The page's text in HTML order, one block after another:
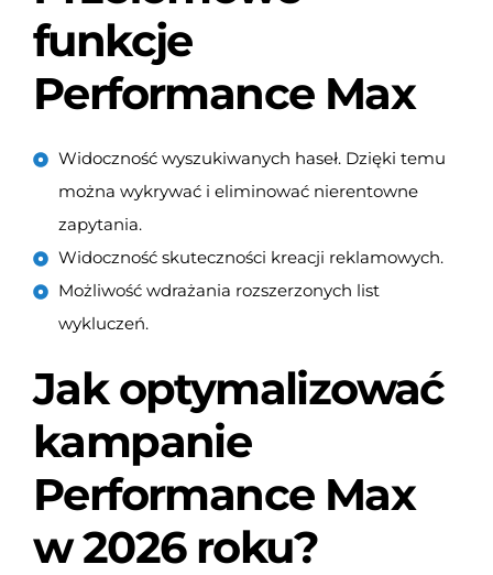
funkcje
Performance Max
Widoczność wyszukiwanych haseł. Dzięki temu
można wykrywać i eliminować nierentowne
zapytania.
Widoczność skuteczności kreacji reklamowych.
Możliwość wdrażania rozszerzonych list
wykluczeń.
Jak optymalizować
kampanie
Performance Max
w 2026 roku?